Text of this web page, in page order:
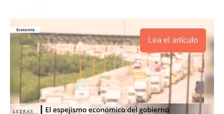
Lea el artículo